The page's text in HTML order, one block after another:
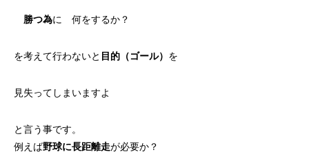
勝つ為に 何をするか？
を考えて行わないと 目的（ゴール） を
見失ってしまいますよ
と言う事です。
例えば野球に長距離走が必要か？